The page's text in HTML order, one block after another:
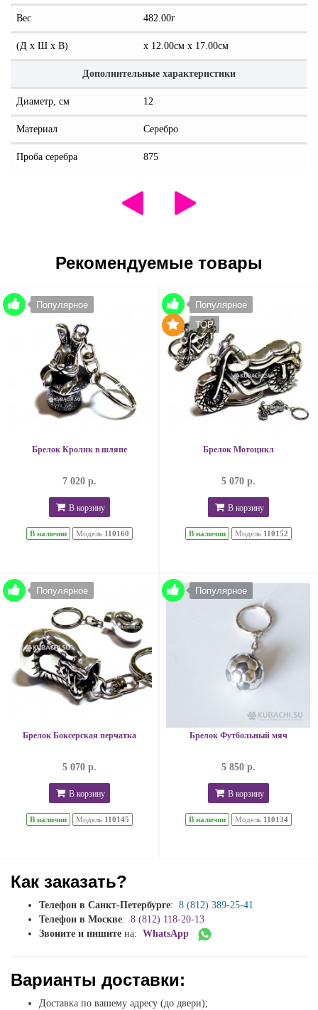
Вес 482.00г
(Д x Ш x В) x 12.00см x 17.00см
Дополнительные характеристики
Диаметр, см 12
Материал Серебро
Проба серебра 875
Рекомендуемые товары
Популярное
Брелок Кролик в шляпе
7 020 р.
В корзину
В наличии Модель 110160
Популярное
TOP
Брелок Мотоцикл
5 070 р.
В корзину
В наличии Модель 110152
Популярное
Брелок Боксерская перчатка
5 070 р.
В корзину
В наличии Модель 110145
Популярное
Брелок Футбольный мяч
5 850 р.
В корзину
В наличии Модель 110134
Как заказать?
Телефон в Санкт-Петербурге: 8 (812) 389-25-41
Телефон в Москве: 8 (812) 118-20-13
Звоните и пишите на: WhatsApp
Варианты доставки:
Доставка по вашему адресу (до двери);